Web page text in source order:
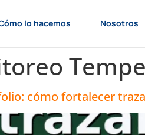
lo hacemos Nosotros
cómo fortalecer